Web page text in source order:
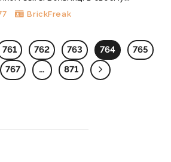
BrickFreak
761 762 763 764
765
767 … 871